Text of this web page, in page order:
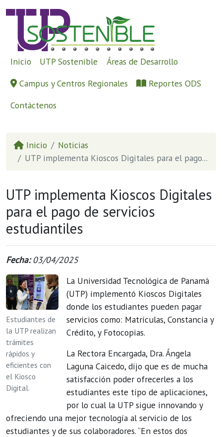
Inicio UTP Sostenible
Áreas de Desarrollo
Campus y Centros Regionales
Reportes ODS
Contáctenos
Inicio
Noticias
UTP implementa Kioscos Digitales para el pago...
UTP implementa Kioscos Digitales
para el pago de servicios
estudiantiles
Fecha:03/04/2025
Estudiantes de
la UTP realizan
trámites
rápidos y
eficientes con
el Kiosco
Digital.
La Universidad Tecnológica de Panamá
(UTP) implementó Kioscos Digitales
donde los estudiantes pueden pagar
servicios como: Matrículas, Constancia y
Crédito, y Fotocopias.
La Rectora Encargada, Dra. Ángela
Laguna Caicedo, dijo que es de mucha
satisfacción poder ofrecerles a los
estudiantes este tipo de aplicaciones,
por lo cual la UTP sigue innovando y
ofreciendo una mejor tecnología al servicio de los
estudiantes y de sus colaboradores. “En estos dos